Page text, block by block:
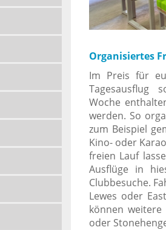
Organisiertes
Im Preis für
Tagesausflug
Woche
werden. So
zum Beispiel
Kino- oder
freien Lauf
Ausflüge in
Clubbesuche.
Lewes oder
können
oder